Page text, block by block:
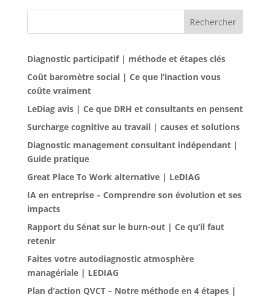
Rechercher
Diagnostic participatif | méthode et étapes clés
Coût baromètre social | Ce que l’inaction vous
coûte vraiment
LeDiag avis | Ce que DRH et consultants en pensent
Surcharge cognitive au travail | causes et solutions
Diagnostic management consultant indépendant |
Guide pratique
Great Place To Work alternative | LeDIAG
IA en entreprise – Comprendre son évolution et ses
impacts
Rapport du Sénat sur le burn-out | Ce qu’il faut
retenir
Faites votre autodiagnostic atmosphère
managériale | LEDIAG
Plan d’action QVCT – Notre méthode en 4 étapes |